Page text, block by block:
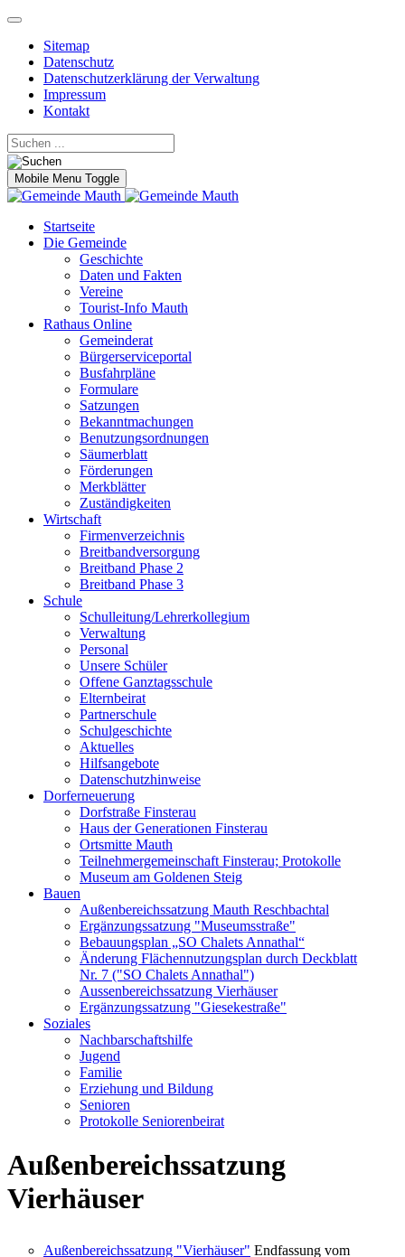
Sitemap
Datenschutz
Datenschutzerklärung der Verwaltung
Impressum
Kontakt
Mobile Menu Toggle
Startseite
Die Gemeinde
Geschichte
Daten und Fakten
Vereine
Tourist-Info Mauth
Rathaus Online
Gemeinderat
Bürgerserviceportal
Busfahrpläne
Formulare
Satzungen
Bekanntmachungen
Benutzungsordnungen
Säumerblatt
Förderungen
Merkblätter
Zuständigkeiten
Wirtschaft
Firmenverzeichnis
Breitbandversorgung
Breitband Phase 2
Breitband Phase 3
Schule
Schulleitung/Lehrerkollegium
Verwaltung
Personal
Unsere Schüler
Offene Ganztagsschule
Elternbeirat
Partnerschule
Schulgeschichte
Aktuelles
Hilfsangebote
Datenschutzhinweise
Dorferneuerung
Dorfstraße Finsterau
Haus der Generationen Finsterau
Ortsmitte Mauth
Teilnehmergemeinschaft Finsterau; Protokolle
Museum am Goldenen Steig
Bauen
Außenbereichssatzung Mauth Reschbachtal
Ergänzungssatzung "Museumsstraße"
Bebauungsplan „SO Chalets Annathal“
Änderung Flächennutzungsplan durch Deckblatt
Nr. 7 ("SO Chalets Annathal")
Aussenbereichssatzung Vierhäuser
Ergänzungssatzung "Giesekestraße"
Soziales
Nachbarschaftshilfe
Jugend
Familie
Erziehung und Bildung
Senioren
Protokolle Seniorenbeirat
Außenbereichssatzung
Vierhäuser
Außenbereichssatzung "Vierhäuser" Endfassung vom